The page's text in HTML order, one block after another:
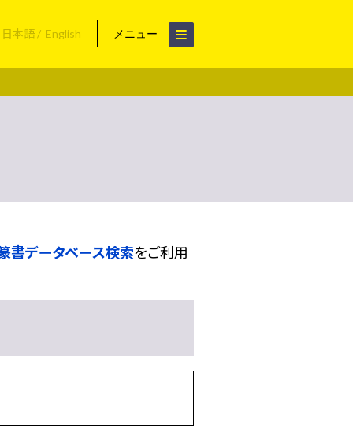
日本語 English メニュー
書データベース検索をご利用